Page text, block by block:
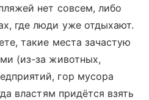
нет совсем, либо
где люди уже отдыхают.
такие места зачастую
(из-за животных,
гор мусора
властям придётся взять